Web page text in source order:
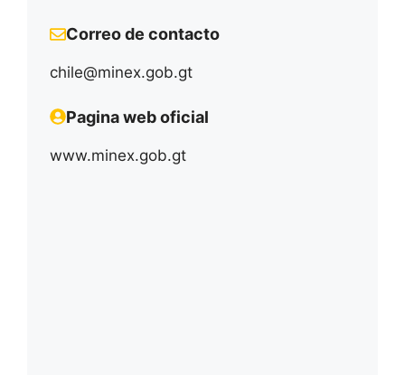
Correo de contacto
chile@minex.gob.gt
Pagina web oficial
www.minex.gob.gt